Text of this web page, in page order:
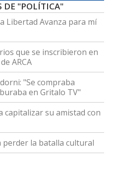
DE "POLÍTICA"
Libertad Avanza para mí
que se inscribieron en
ARCA
"Se compraba
en Gritalo TV"
capitalizar su amistad con
perder la batalla cultural